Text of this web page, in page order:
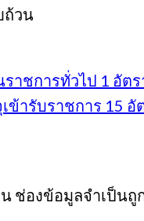
ถ้วน
าชการทั่วไป 1 อัต
ารับราชการ 15
ช่องข้อมูลจำเป็นถู